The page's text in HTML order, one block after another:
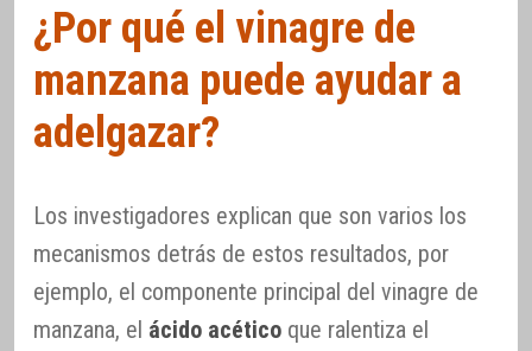
¿Por qué el vinagre de
manzana puede ayudar a
adelgazar?
Los investigadores explican que son varios los
mecanismos detrás de estos resultados, por
ejemplo, el componente principal del vinagre de
manzana, el ácido acético que ralentiza el